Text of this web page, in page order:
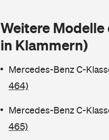
Weitere Modelle
in Klammern)
Mercedes-Benz C-
464)
Mercedes-Benz C-
465)